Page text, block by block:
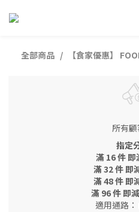
全部商品 【食家優惠】
所有
指定
滿 16 件
滿 32 件 即
滿 48 件 即
滿 96 件 即
適用通路：